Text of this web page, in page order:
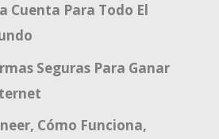
Cuenta Para Todo El
Seguras Para Ganar
Cómo Funciona,